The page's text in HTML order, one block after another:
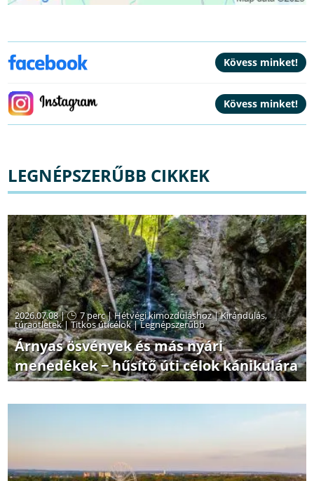
LEGNÉPSZERŰBB CIKKEK
2026.07.08 | 7 perc|Hétvégi kimozduláshoz|Kirándulás,
túraötletek|Titkos úticélok|Legnépszerűbb
Árnyas ösvények és más nyári
menedékek − hűsítő úti célok kánikulára